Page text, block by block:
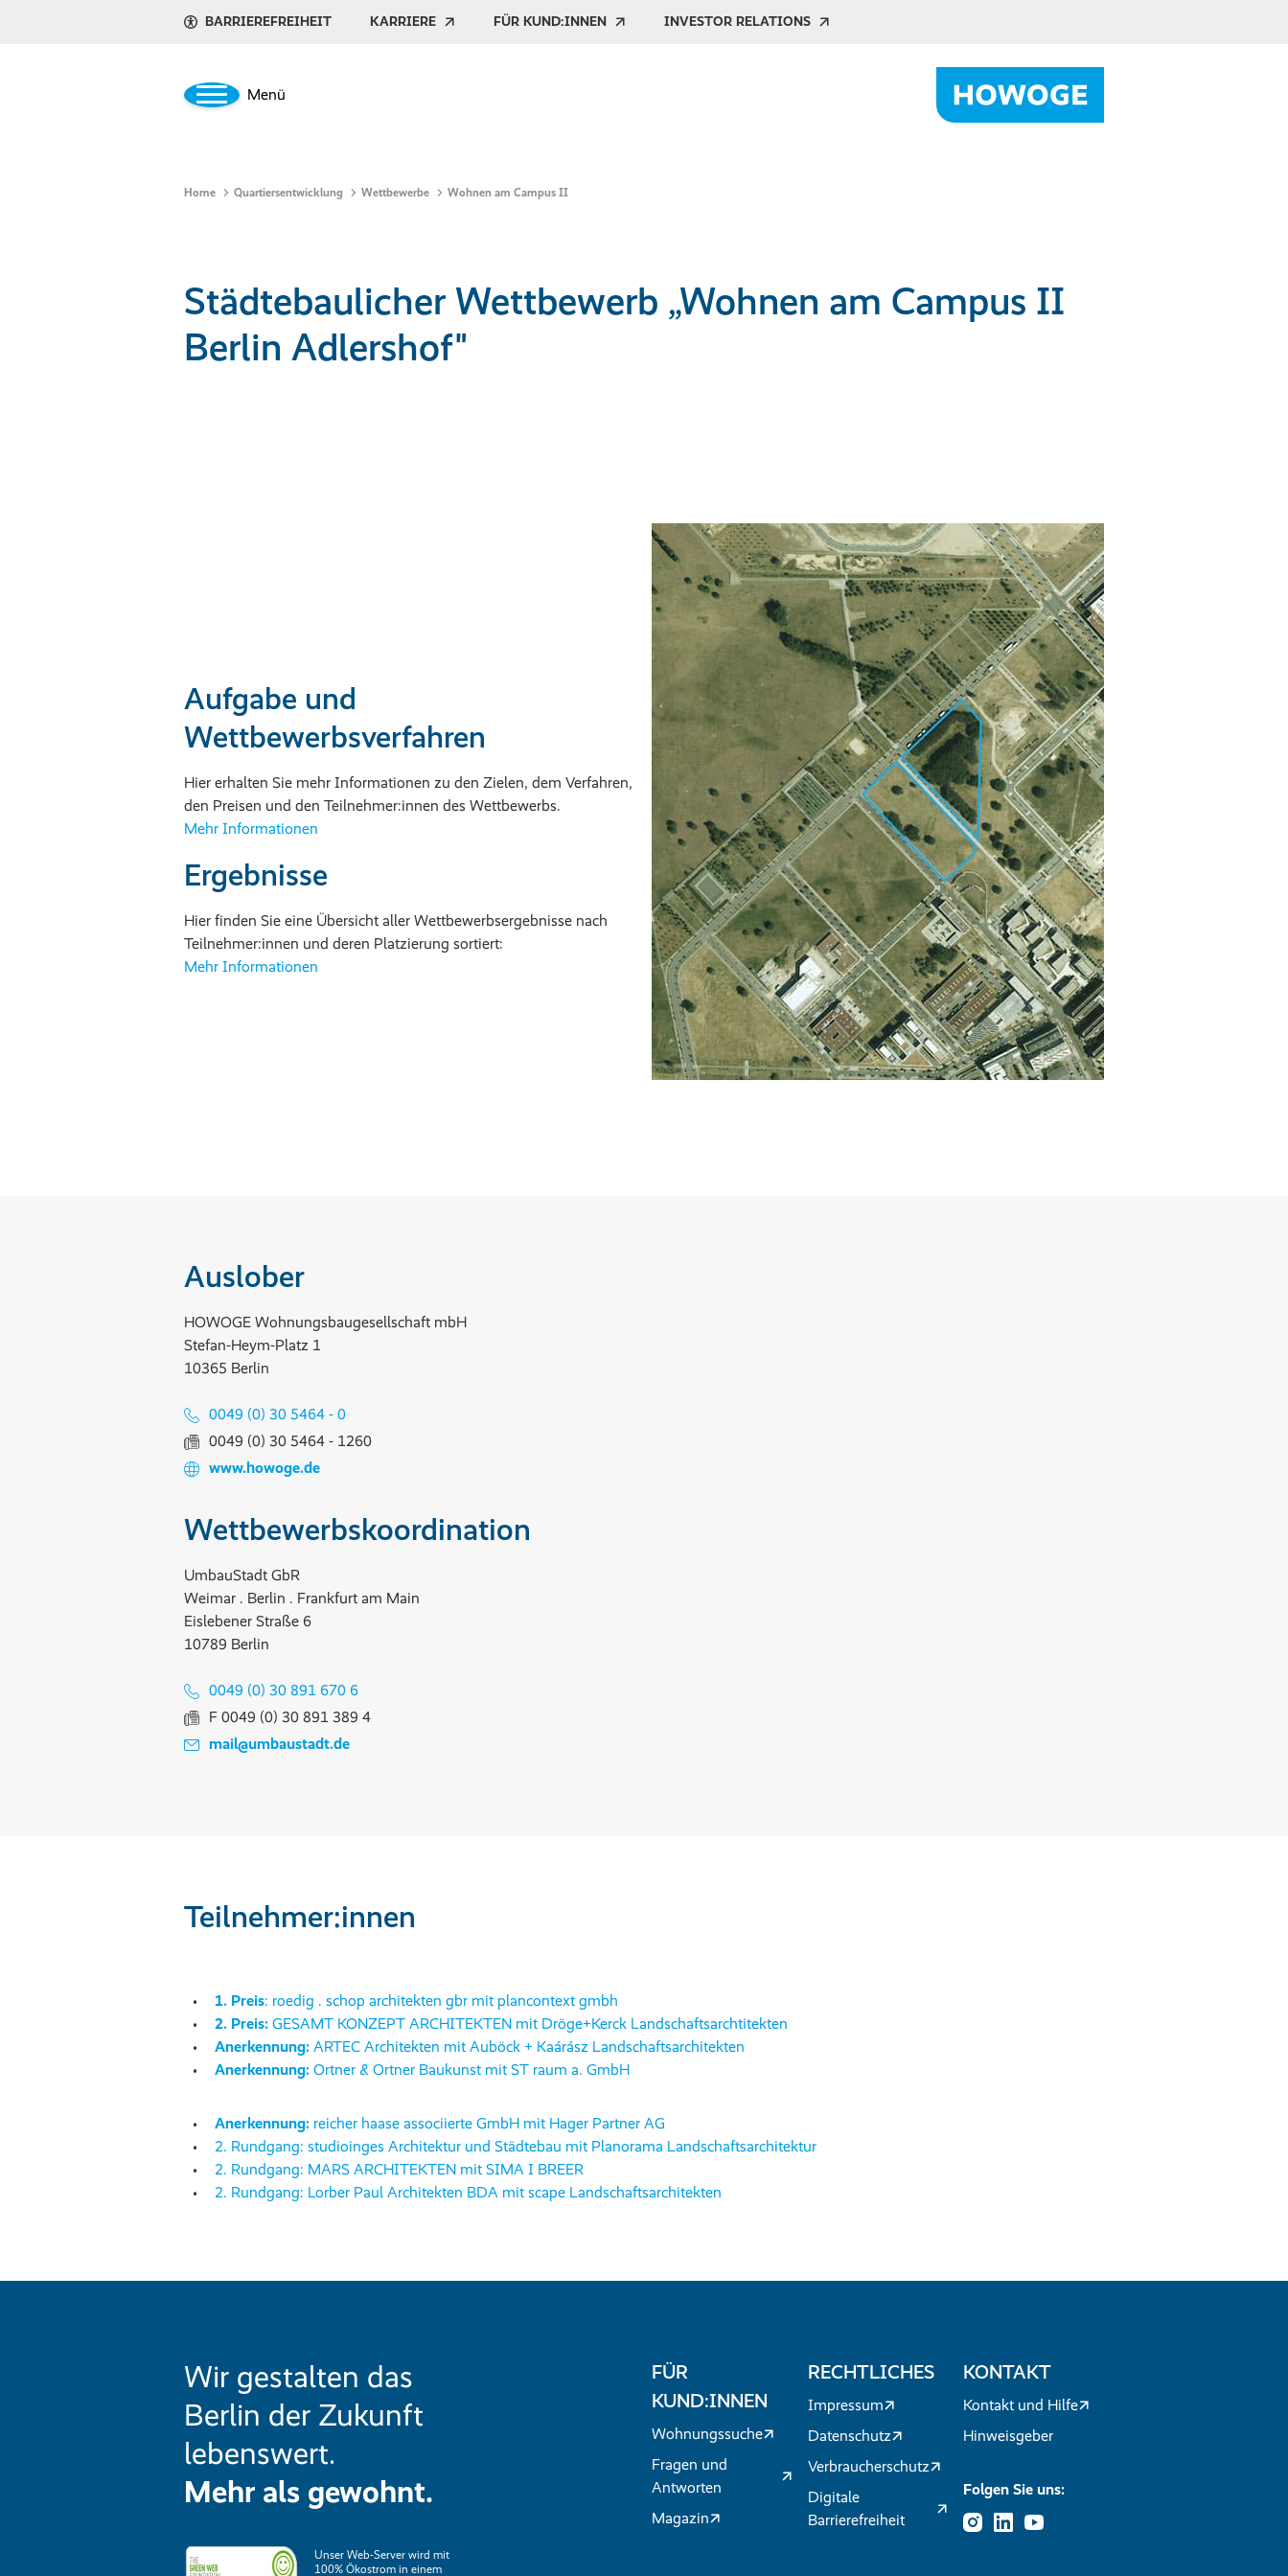
BARRIEREFREIHEIT KARRIERE FÜR KUND:INNEN INVESTOR RELATIONS
Menü
Home Quartiersentwicklung Wettbewerbe Wohnen am Campus II
Städtebaulicher Wettbewerb „Wohnen am Campus II
Berlin Adlershof"
Aufgabe und
Wettbewerbsverfahren
Hier erhalten Sie mehr Informationen zu den Zielen, dem Verfahren,
den Preisen und den Teilnehmer:innen des Wettbewerbs.
Mehr Informationen
Ergebnisse
Hier finden Sie eine Übersicht aller Wettbewerbsergebnisse nach
Teilnehmer:innen und deren Platzierung sortiert:
Mehr Informationen
Auslober
HOWOGE Wohnungsbaugesellschaft mbH
Stefan-Heym-Platz 1
10365 Berlin
0049 (0) 30 5464 - 0
0049 (0) 30 5464 - 1260
www.howoge.de
Wettbewerbskoordination
UmbauStadt GbR
Weimar . Berlin . Frankfurt am Main
Eislebener Straße 6
10789 Berlin
0049 (0) 30 891 670 6
F 0049 (0) 30 891 389 4
mail@umbaustadt.de
Teilnehmer:innen
1. Preis: roedig . schop architekten gbr mit plancontext gmbh
2. Preis: GESAMT KONZEPT ARCHITEKTEN mit Dröge+Kerck Landschaftsarchtitekten
Anerkennung: ARTEC Architekten mit Auböck + Kaárász Landschaftsarchitekten
Anerkennung: Ortner & Ortner Baukunst mit ST raum a. GmbH
Anerkennung: reicher haase associierte GmbH mit Hager Partner AG
2. Rundgang: studioinges Architektur und Städtebau mit Planorama Landschaftsarchitektur
2. Rundgang: MARS ARCHITEKTEN mit SIMA I BREER
2. Rundgang: Lorber Paul Architekten BDA mit scape Landschaftsarchitekten
Wir gestalten das
Berlin der Zukunft
lebenswert.
Mehr als gewohnt.
Unser Web-Server wird mit
100% Ökostrom in einem
FÜR
KUND:INNEN
Wohnungssuche
Fragen und
Antworten
Magazin
RECHTLICHES
Impressum
Datenschutz
Verbraucherschutz
Digitale
Barrierefreiheit
KONTAKT
Kontakt und Hilfe
Hinweisgeber
Folgen Sie uns: